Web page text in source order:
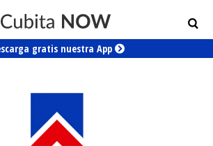
gratis nuestra App